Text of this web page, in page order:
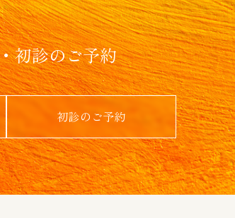
初診のご予約
初診のご予約